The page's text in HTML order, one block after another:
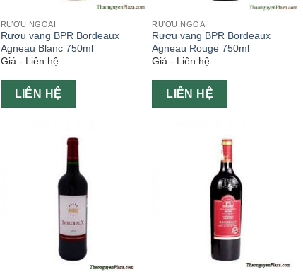
RƯỢU NGOẠI
Rượu vang BPR Bordeaux
Agneau Blanc 750ml
Giá - Liên hệ
LIÊN HỆ
RƯỢU NGOẠI
Rượu vang BPR Bordeaux
Agneau Rouge 750ml
Giá - Liên hệ
LIÊN HỆ